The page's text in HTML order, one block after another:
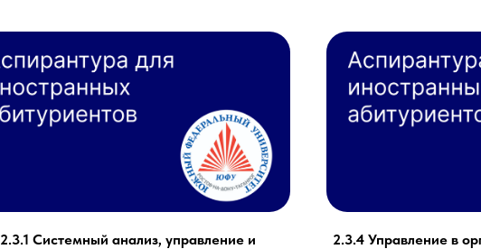
2.3.1 Системный анализ, управление и
2.3.4 Управление в